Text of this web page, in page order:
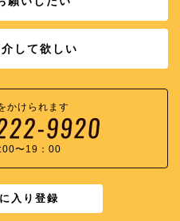
して欲しい
入り登録
かけられます
〜19：00